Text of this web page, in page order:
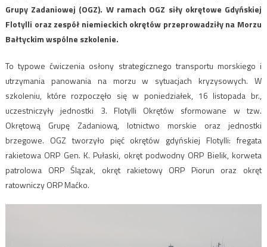
Grupy Zadaniowej (OGZ). W ramach OGZ siły okrętowe Gdyńskiej
Flotylli oraz zespół niemieckich okrętów przeprowadziły na Morzu
Bałtyckim wspólne szkolenie.
To typowe ćwiczenia osłony strategicznego transportu morskiego i
utrzymania panowania na morzu w sytuacjach kryzysowych. W
szkoleniu, które rozpoczęło się w poniedziałek, 16 listopada br.,
uczestniczyły jednostki 3. Flotylli Okrętów sformowane w tzw.
Okrętową Grupę Zadaniową, lotnictwo morskie oraz jednostki
brzegowe. OGZ tworzyło pięć okrętów gdyńskiej Flotylli: fregata
rakietowa ORP Gen. K. Pułaski, okręt podwodny ORP Bielik, korweta
patrolowa ORP Ślązak, okręt rakietowy ORP Piorun oraz okręt
ratowniczy ORP Maćko.